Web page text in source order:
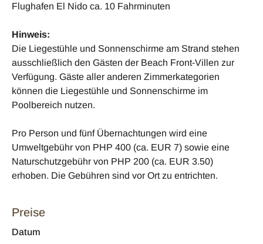
Flughafen El Nido ca. 10 Fahrminuten
Hinweis:
Die Liegestühle und Sonnenschirme am Strand stehen
ausschließlich den Gästen der Beach Front-Villen zur
Verfügung. Gäste aller anderen Zimmerkategorien
können die Liegestühle und Sonnenschirme im
Poolbereich nutzen.
Pro Person und fünf Übernachtungen wird eine
Umweltgebühr von PHP 400 (ca. EUR 7) sowie eine
Naturschutzgebühr von PHP 200 (ca. EUR 3.50)
erhoben. Die Gebühren sind vor Ort zu entrichten.
Preise
Datum